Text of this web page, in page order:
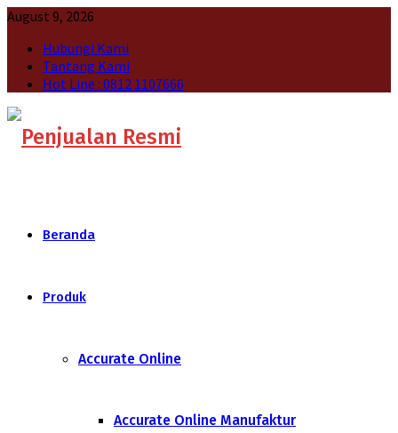
August 9, 2026
Hubungi Kami
Tantang Kami
Hot Line : 0812 1107666
Beranda
Produk
Accurate Online
Accurate Online Manufaktur